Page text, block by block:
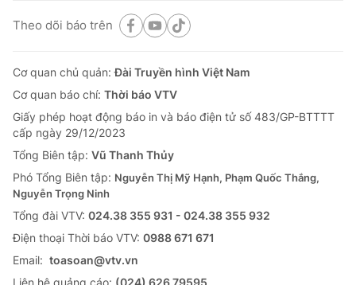
Theo dõi báo trên
Cơ quan chủ quản:Đài Truyền hình Việt Nam
Cơ quan báo chí: Thời báo VTV
Giấy phép hoạt động báo in và báo điện tử số 483/GP-BTTTT
cấp ngày 29/12/2023
Tổng Biên tập: Vũ Thanh Thủy
Phó Tổng Biên tập: Nguyễn Thị Mỹ Hạnh, Phạm Quốc Thắng,
Nguyễn Trọng Ninh
Tổng đài VTV: 024.38 355 931 - 024.38 355 932
Ðiện thoại Thời báo VTV: 0988 671 671
Email: toasoan@vtv.vn
Liên hệ quảng cáo: (024) 626 79595